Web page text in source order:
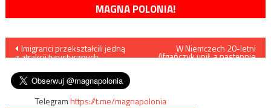
MAGNA POLONIA!
Nawigacja
wpisu
Imigranci przekształcili jedną
z atrakcji turystycznych
W Niemczech 20-letni
Afgańczyk upił, a następnie
Telegramhttps://t.me/magnapolonia